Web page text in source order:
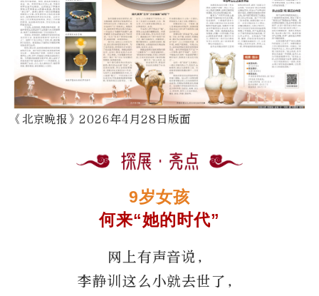
《北京晚报》2026年4月28日版面
9岁女孩
何来“她的时代”
网上有声音说，
李静训这么小就去世了，